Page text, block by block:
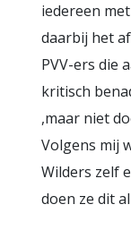
iedereen
daarbij het
PVV-ers die
kritisch
,maar niet
Volgens mij
Wilders zelf
doen ze dit